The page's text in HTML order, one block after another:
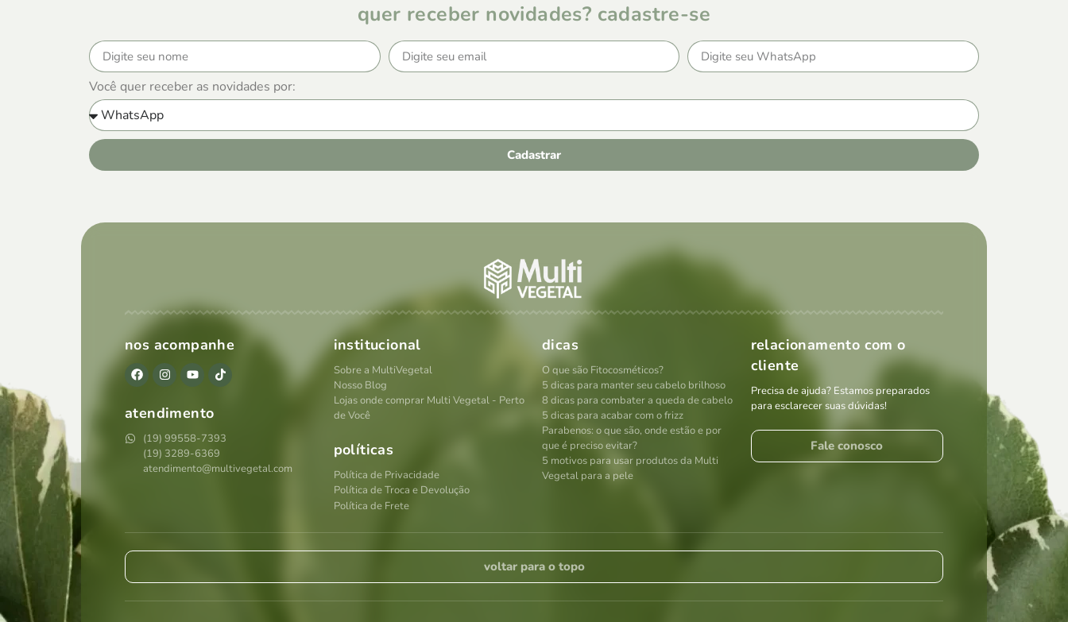
quer receber novidades? cadastre-se
Você quer receber as novidades por:
Cadastrar
nos acompanhe
atendimento
(19) 99558-7393
(19) 3289-6369
atendimento@multivegetal.com
institucional
Sobre a MultiVegetal
Nosso Blog
Lojas onde comprar Multi Vegetal - Perto
de Você
políticas
Política de Privacidade
Política de Troca e Devolução
Política de Frete
dicas
O que são Fitocosméticos?
5 dicas para manter seu cabelo brilhoso
8 dicas para combater a queda de cabelo
5 dicas para acabar com o frizz
Parabenos: o que são, onde estão e por
que é preciso evitar?
5 motivos para usar produtos da Multi
Vegetal para a pele
relacionamento com o
cliente
Precisa de ajuda? Estamos preparados
para esclarecer suas dúvidas!
Fale conosco
voltar para o topo